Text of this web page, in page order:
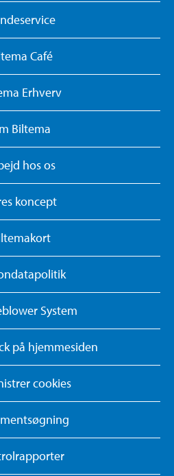
Café
Erhverv
Biltema
hos os
koncept
System
på hjemmesiden
cookies